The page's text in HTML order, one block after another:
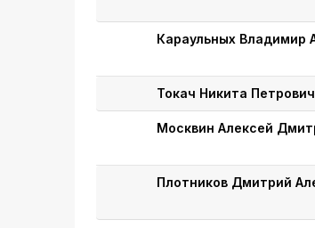
Караульных Владимир
Токач Никита Петрович
Москвин Алексей
Плотников Дмитрий